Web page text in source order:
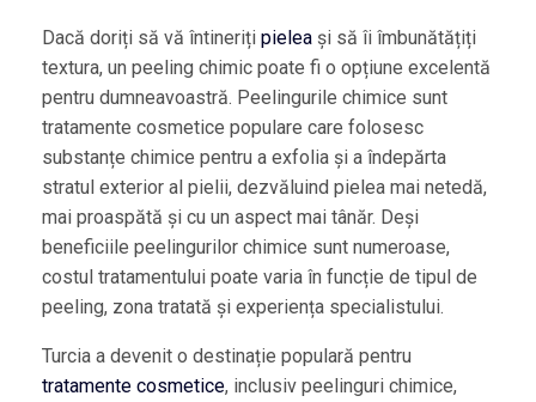
Dacă doriți să vă întineriți pieleași să îi îmbunătățiți
textura, un peeling chimic poate fi o opțiune excelentă
pentru dumneavoastră. Peelingurile chimice sunt
tratamente cosmetice populare care folosesc
substanțe chimice pentru a exfolia și a îndepărta
stratul exterior al pielii, dezvăluind pielea mai netedă,
mai proaspătă și cu un aspect mai tânăr. Deși
beneficiile peelingurilor chimice sunt numeroase,
costul tratamentului poate varia în funcție de tipul de
peeling, zona tratată și experiența specialistului.
Turcia a devenit o destinație populară pentru
tratamente cosmetice, inclusiv peelinguri chimice,